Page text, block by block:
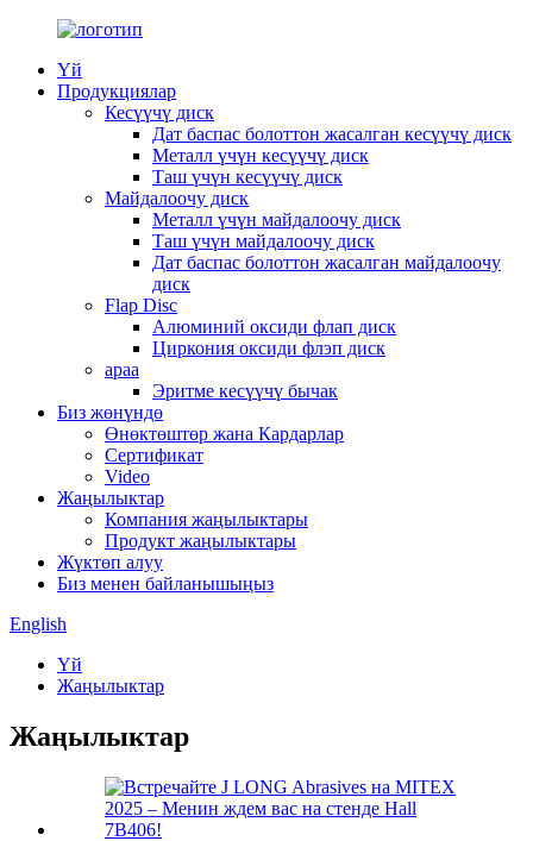
Үй
Продукциялар
Кесүүчү диск
Дат баспас болоттон жасалган кесүүчү диск
Металл үчүн кесүүчү диск
Таш үчүн кесүүчү диск
Майдалоочу диск
Металл үчүн майдалоочу диск
Таш үчүн майдалоочу диск
Дат баспас болоттон жасалган майдалоочу
диск
Flap Disc
Алюминий оксиди флап диск
Циркония оксиди флэп диск
араа
Эритме кесүүчү бычак
Биз жөнүндө
Өнөктөштөр жана Кардарлар
Сертификат
Video
Жаңылыктар
Компания жаңылыктары
Продукт жаңылыктары
Жүктөп алуу
Биз менен байланышыңыз
English
Үй
Жаңылыктар
Жаңылыктар